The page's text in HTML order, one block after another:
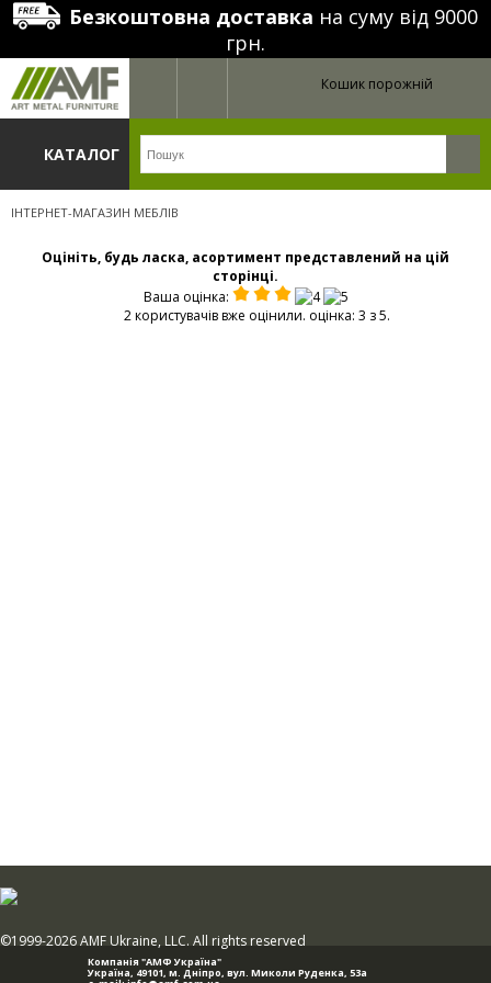
Безкоштовна доставка на суму від 9000
грн.
Кошик порожній
КАТАЛОГ
ІНТЕРНЕТ-МАГАЗИН МЕБЛІВ
Оцініть, будь ласка, асортимент представлений на цій
сторінці.
Ваша оцінка:
2 користувачів вже оцінили. оцінка: 3 з 5.
Компанія "АМФ Україна"
Україна, 49101, м. Дніпро, вул. Миколи Руденка, 53а
©1999-2026 AMF Ukraine, LLC. All rights reserved